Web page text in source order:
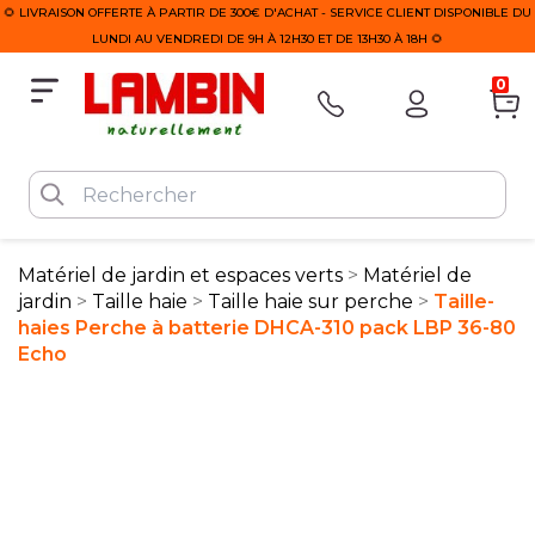
🌻 LIVRAISON OFFERTE À PARTIR DE 300€ D'ACHAT - SERVICE CLIENT DISPONIBLE DU
LUNDI AU VENDREDI DE 9H À 12H30 ET DE 13H30 À 18H 🌻
0
Matériel de jardin et espaces verts
Matériel de
jardin
Taille haie Taille haie sur perche
Taille-
haies Perche à batterie DHCA-310 pack LBP 36-80
Echo